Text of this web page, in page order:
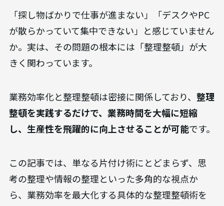
「探し物ばかりで仕事が進まない」「デスクやPC
が散らかっていて集中できない」と感じていません
か。実は、その問題の根本には「整理整頓」が大
きく関わっています。
業務効率化と整理整頓は密接に関係しており、 整理
整頓を実践するだけで、業務時間を大幅に短縮
し、生産性を飛躍的に向上させることが可能です。
この記事では、単なる片付け術にとどまらず、思
考の整理や情報の整理といった多角的な視点か
ら、業務効率を最大化する具体的な整理整頓術を